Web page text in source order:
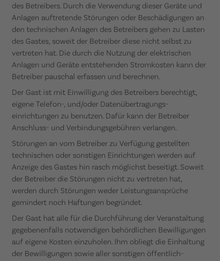
des Betreibers. Durch die Verwendung dieser Geräte und
Anlagen auftretende Störungen oder Beschädigungen an
den technischen Anlagen des Betreibers gehen zu Lasten
des Gastes, soweit der Betreiber diese nicht selbst zu
vertreten hat. Die durch die Nutzung der elektrischen
Anlagen und Geräte entstehenden Stromkosten kann der
Betreiber pauschal erfassen und berechnen.
Der Gast ist mit Einwilligung des Betreibers berechtigt,
eigene Telefon-, und/oder Datenübertragungs-
einrichtungen zu benutzen. Dafür kann der Betreiber
Anschluss- und Verbindungsgebühren verlangen.
Störungen an vom Betreiber zu Verfügung gestellten
technischen oder sonstigen Einrichtungen werden auf
Anzeige des Gastes hin rasch möglichst beseitigt. Soweit
der Betreiber die Störungen nicht zu vertreten hat,
werden durch Störungen weder Leistungsansprüche
gemindert noch Haftungen begründet.
Der Gast hat alle für die Durchführung der Veranstaltung
gegebenenfalls notwendigen behördlichen Bewilligungen
auf eigene Kosten einzuholen. Ihm obliegt die Einhaltung
der Bewilligungen sowie aller sonstigen öffentlich-